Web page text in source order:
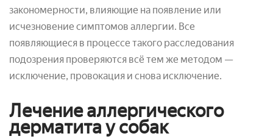
закономерности, влияющие на появление или
исчезновение симптомов аллергии. Все
появляющиеся в процессе такого расследования
подозрения проверяются всё тем же методом —
исключение, провокация и снова исключение.
Лечение аллергического
дерматита у собак